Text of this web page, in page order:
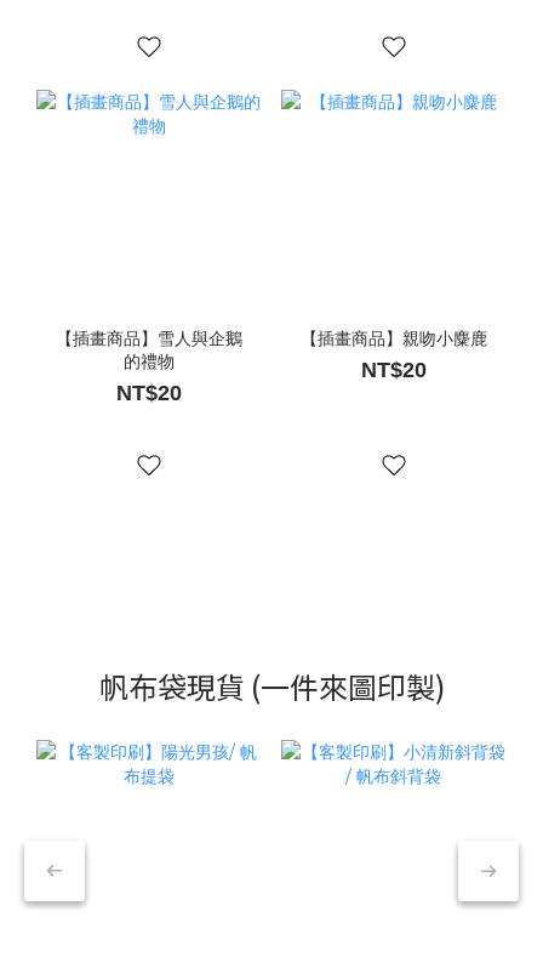
【插畫商品】雪人與企鵝
的禮物
NT$20
【插畫商品】親吻小麋鹿
NT$20
帆布袋現貨 (一件來圖印製)